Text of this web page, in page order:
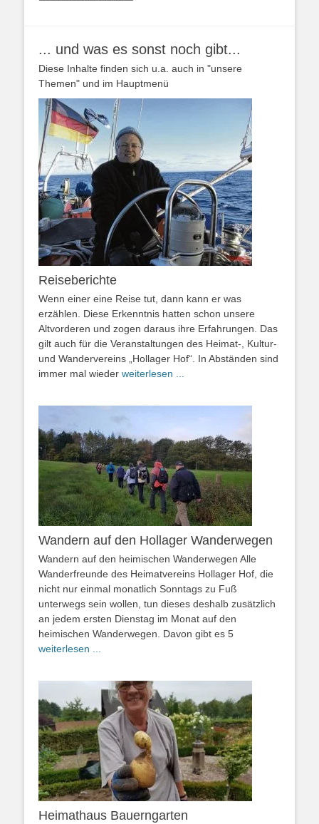
... und was es sonst noch gibt...
Diese Inhalte finden sich u.a. auch in "unsere
Themen" und im Hauptmenü
Reiseberichte
Wenn einer eine Reise tut, dann kann er was
erzählen. Diese Erkenntnis hatten schon unsere
Altvorderen und zogen daraus ihre Erfahrungen. Das
gilt auch für die Veranstaltungen des Heimat-, Kultur-
und Wandervereins „Hollager Hof“. In Abständen sind
immer mal wieder weiterlesen ...
Wandern auf den Hollager Wanderwegen
Wandern auf den heimischen Wanderwegen Alle
Wanderfreunde des Heimatvereins Hollager Hof, die
nicht nur einmal monatlich Sonntags zu Fuß
unterwegs sein wollen, tun dieses deshalb zusätzlich
an jedem ersten Dienstag im Monat auf den
heimischen Wanderwegen. Davon gibt es 5
weiterlesen ...
Heimathaus Bauerngarten